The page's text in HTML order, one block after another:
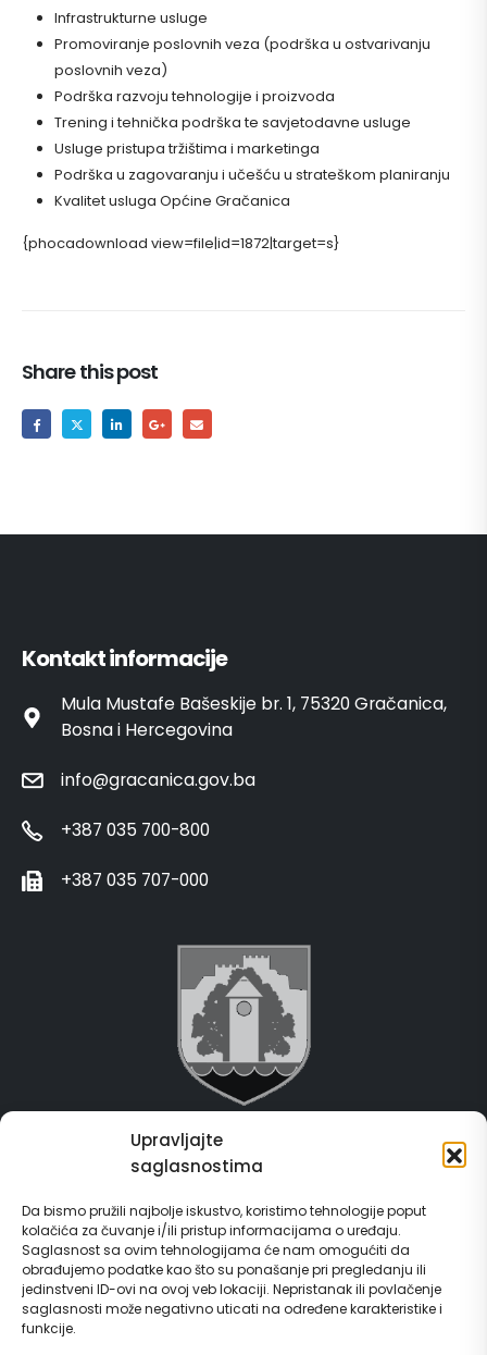
Upravljajte
saglasnostima
Da bismo pružili najbolje iskustvo, koristimo tehnologije poput
kolačića za čuvanje i/ili pristup informacijama o uređaju.
Saglasnost sa ovim tehnologijama će nam omogućiti da
obrađujemo podatke kao što su ponašanje pri pregledanju ili
jedinstveni ID-ovi na ovoj veb lokaciji. Nepristanak ili povlačenje
saglasnosti može negativno uticati na određene karakteristike i
funkcije.
Infrastrukturne usluge
Promoviranje poslovnih veza (podrška u ostvarivanju
poslovnih veza)
Podrška razvoju tehnologije i proizvoda
Trening i tehnička podrška te savjetodavne usluge
Usluge pristupa tržištima i marketinga
Podrška u zagovaranju i učešću u strateškom planiranju
Kvalitet usluga Općine Gračanica
{phocadownload view=file|id=1872|target=s}
Share this post
Kontakt informacije
Mula Mustafe Bašeskije br. 1, 75320 Gračanica,
Bosna i Hercegovina
info@gracanica.gov.ba
+387 035 700-800
+387 035 707-000
Grad Gračanica
E-Matičar
72 sata sistem
Invest in Gračanica